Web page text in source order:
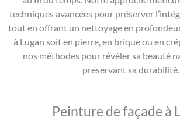
techniques avancées pour préserver
tout en offrant un nettoyage en
à Lugan soit en pierre, en brique ou en
nos méthodes pour révéler sa beauté
préservant sa durabilité.
Peinture de façade à